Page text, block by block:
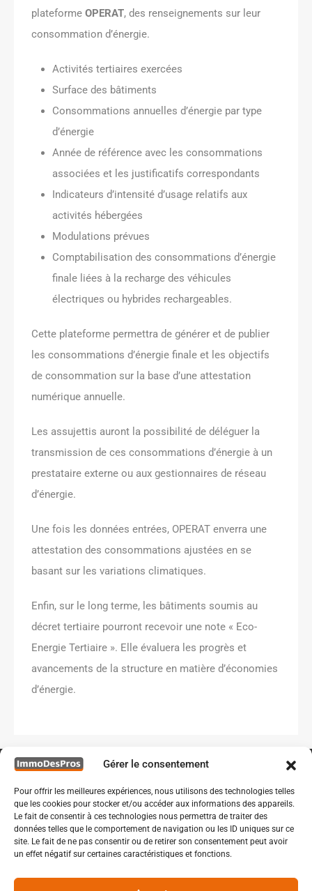
Gérer le consentement
Pour offrir les meilleures expériences, nous utilisons des technologies telles
que les cookies pour stocker et/ou accéder aux informations des appareils.
Le fait de consentir à ces technologies nous permettra de traiter des
données telles que le comportement de navigation ou les ID uniques sur ce
site. Le fait de ne pas consentir ou de retirer son consentement peut avoir
un effet négatif sur certaines caractéristiques et fonctions.
plateforme OPERAT, des renseignements sur leur
consommation d’énergie.
Activités tertiaires exercées
Surface des bâtiments
Consommations annuelles d’énergie par type
d’énergie
Année de référence avec les consommations
associées et les justificatifs correspondants
Indicateurs d’intensité d’usage relatifs aux
activités hébergées
Modulations prévues
Comptabilisation des consommations d’énergie
finale liées à la recharge des véhicules
électriques ou hybrides rechargeables.
Cette plateforme permettra de générer et de publier
les consommations d’énergie finale et les objectifs
de consommation sur la base d’une attestation
numérique annuelle.
Les assujettis auront la possibilité de déléguer la
transmission de ces consommations d’énergie à un
prestataire externe ou aux gestionnaires de réseau
d’énergie.
Une fois les données entrées, OPERAT enverra une
attestation des consommations ajustées en se
basant sur les variations climatiques.
Enfin, sur le long terme, les bâtiments soumis au
décret tertiaire pourront recevoir une note « Eco-
Energie Tertiaire ». Elle évaluera les progrès et
avancements de la structure en matière d’économies
d’énergie.